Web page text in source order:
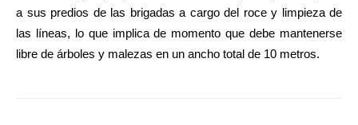
a sus predios de las brigadas a cargo del roce y limpieza de
las líneas, lo que implica de momento que debe mantenerse
libre de árboles y malezas en un ancho total de 10 metros.